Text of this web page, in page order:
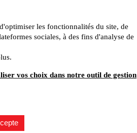
les fonctionnalités du site, de
sociales, à des fins d'analyse de
vos choix dans notre outil de gestion